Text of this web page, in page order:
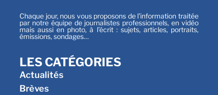
Chaque jour, nous vous proposons de l’information traitée
par notre équipe de journalistes professionnels, en vidéo
mais aussi en photo, à l’écrit : sujets, articles, portraits,
émissions, sondages…
LES CATÉGORIES
Actualités
Brèves